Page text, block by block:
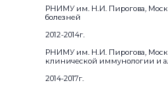
РНИМУ им. Н.И. Пирогова,
болезней
2012-2014г.
РНИМУ им. Н.И. Пирогова,
клинической иммунологии и
2014-2017г.